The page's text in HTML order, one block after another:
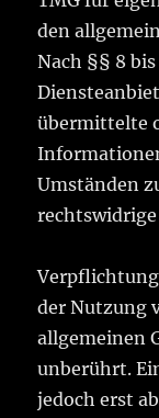
den
Nach §§ 8
übermittelte
Umständen
der Nutzung
allgemeinen
unberührt.
jedoch erst